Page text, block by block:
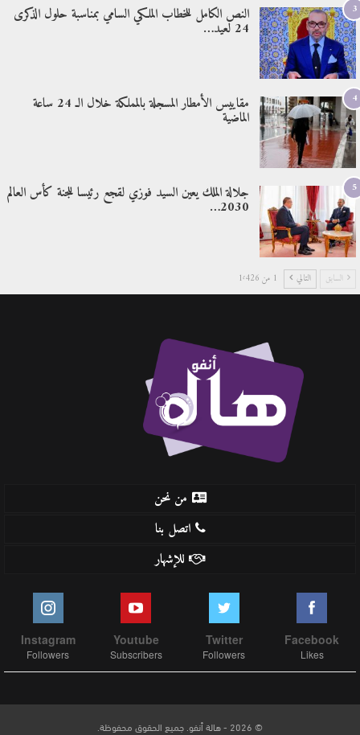
3 النص الكامل للخطاب الملكي السامي بمناسبة حلول الذكرى
24 لعيد…
4 مقاييس الأمطار المسجلة بالمملكة خلال الـ 24 ساعة
الماضية
5 جلالة الملك يعين السيد فوزي لقجع رئيسا للجنة كأس العالم
2030…
السابق التالي 1 من 1٬426
من نحن
اتصل بنا
للإشهار
Facebook
Likes
Twitter
Followers
Youtube
Subscribers
Instagram
Followers
© 2026 - هالة أنفو. جميع الحقوق محفوظة.